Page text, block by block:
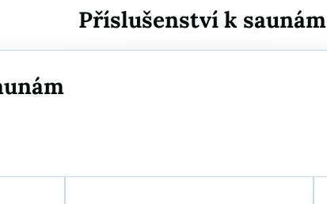
Příslušenství k saunám